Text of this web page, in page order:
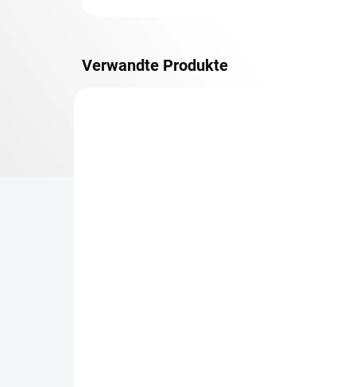
Verwandte Produkte